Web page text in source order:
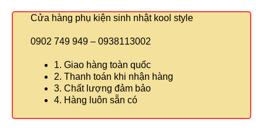
Cửa hàng phụ kiện sinh nhật kool style
0902 749 949 – 0938113002
1. Giao hàng toàn quốc
2. Thanh toán khi nhận hàng
3. Chất lượng đảm bảo
4. Hàng luôn sẵn có